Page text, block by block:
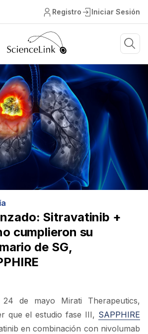
Registro Iniciar Sesión
Sitravatinib +
cumplieron su
de SG,
de mayo Mirati Therapeutics,
que el estudio fase III, SAPPHIRE
en combinación con nivolumab